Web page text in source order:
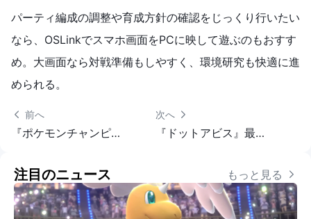
パーティ編成の調整や育成方針の確認をじっくり行いたい
なら、OSLinkでスマホ画面をPCに映して遊ぶのもおすす
め。大画面なら対戦準備もしやすく、環境研究も快適に進
められる。
前へ
『ポケモンチャンピオンズ』おすすめパーティ編成｜構築のコツ
次へ
『ドットアビス』最強ランキング｜おすすめSSRキャラ評価
注目のニュース もっと見る